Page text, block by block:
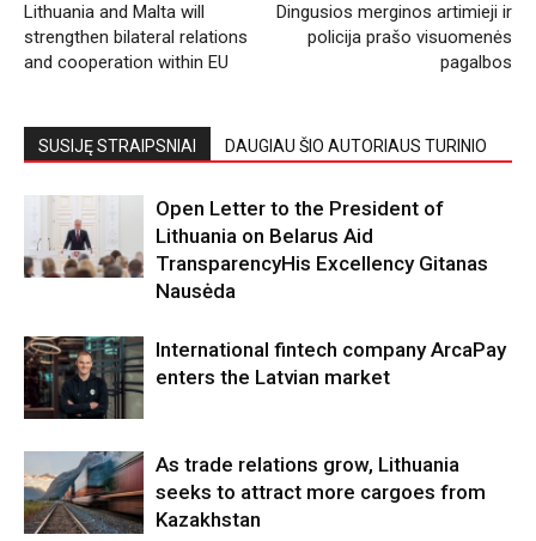
Lithuania and Malta will
strengthen bilateral relations
and cooperation within EU
Dingusios merginos artimieji ir
policija prašo visuomenės
pagalbos
SUSIJĘ STRAIPSNIAI DAUGIAU ŠIO AUTORIAUS TURINIO
Open Letter to the President of
Lithuania on Belarus Aid
TransparencyHis Excellency Gitanas
Nausėda
International fintech company ArcaPay
enters the Latvian market
As trade relations grow, Lithuania
seeks to attract more cargoes from
Kazakhstan